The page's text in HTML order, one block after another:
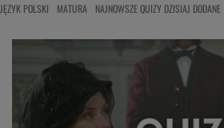
JĘZYK POLSKI MATURA NAJNOWSZE QUIZY DZISIAJ DODANE